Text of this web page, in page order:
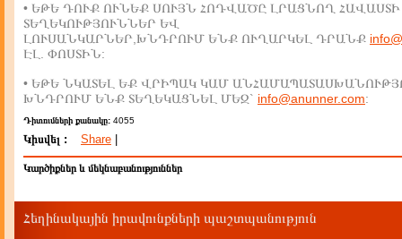
• ԵԹԵ ԴՈՒՔ ՈՒՆԵՔ ՍՈՒՅՆ ՀՈԴՎԱԾԸ ԼՐԱՑՆՈՂ ՀԱՎԱՍՏԻ
ՏԵՂԵԿՈՒԹՅՈՒՆՆԵՐ ԵՎ
ԼՈՒՍԱՆԿԱՐՆԵՐ,ԽՆԴՐՈՒՄ ԵՆՔ ՈՒՂԱՐԿԵԼ ԴՐԱՆՔ
ԷԼ. ՓՈՍՏԻՆ:
• ԵԹԵ ՆԿԱՏԵԼ ԵՔ ՎՐԻՊԱԿ ԿԱՄ
ԽՆԴՐՈՒՄ ԵՆՔ ՏԵՂԵԿԱՑՆԵԼ ՄԵԶ` info@anunner.com:
Դիտումների քանակը: 4055
Կիսվել : Share
Կարծիքներ և մեկնաբանություններ
Հեղինակային իրավունքների պաշտպանություն